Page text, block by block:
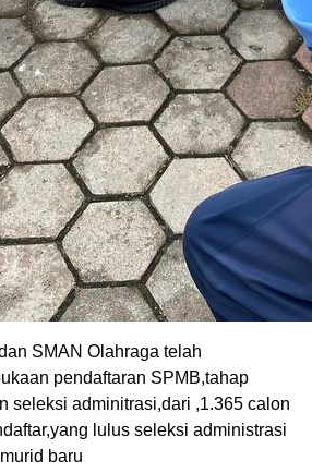
SMAN Olahraga telah
pendaftaran SPMB,tahap
seleksi adminitrasi,dari ,1.365 calon
lulus seleksi administrasi
baru